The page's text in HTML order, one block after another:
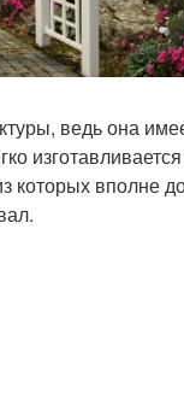
ведь она
вполне